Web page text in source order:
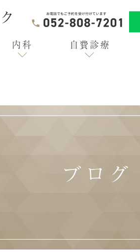
ブログ
内科 自費診療